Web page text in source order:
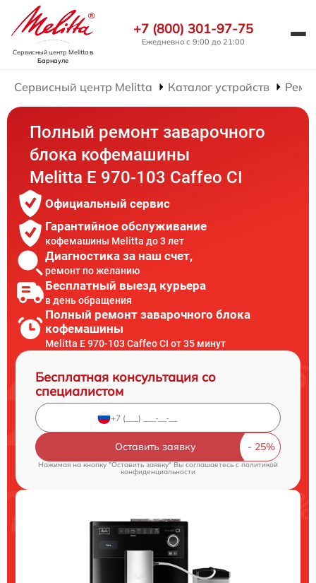
Сервисный центр Melittaв
Барнауле
+7 (800) 301-97-75
Ежедневно с 9:00 до 21:00
Сервисный центр Melitta Каталог устройств
Полный ремонт заварочного
блока кофемашины
Melitta Е 970-103 Caffeo CI
Официальный сервис
Гарантийное обслуживание
кофемашины Melitta до 3 лет
Диагностика за наш счет,
ремонт по желанию
Бесплатный выезд курьера
в день обращения
Полный ремонт заварочного блока
кофемашины
Melitta Е 970-103 Caffeo CI от 35 минут
Бесплатная консультация со
специалистом
Оставить заявку
Нажимая на кнопку "Оставить заявку" Вы соглашаетесь cполитикой
конфиденциальности